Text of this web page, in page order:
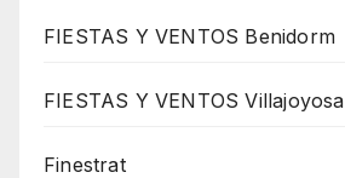
FIESTAS Y VENTOS Benidorm
FIESTAS Y VENTOS Villajoyosa
Finestrat